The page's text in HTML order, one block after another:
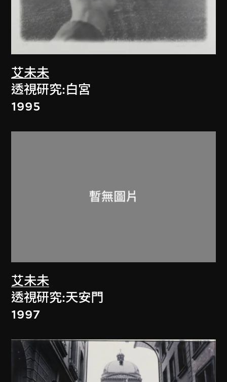
艾未未
透視研究:白宮
1995
艾未未
透視研究:天安門
1997